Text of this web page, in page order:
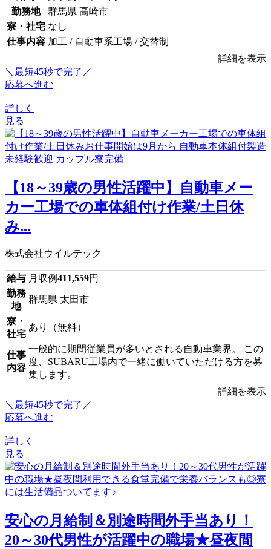
勤務地
群馬県 高崎市
寮・社宅 なし
仕事内容 加工 / 自動車系工場 / 交替制
詳細を表示
＼最短45秒で完了／
応募へ進む
詳しく
見る
【18～39歳の男性活躍中】自動車メー
カー工場での車体組付け作業/土日休
み...
株式会社ウイルテック
給与 月収例411,559円
勤務
地
群馬県 太田市
寮・
社宅
あり（無料）
仕事
内容
一般的に期間従業員が多いとされる自動車業界。 この
度、SUBARU工場内で一緒に働いていただける方を募
集します。
詳細を表示
＼最短45秒で完了／
応募へ進む
詳しく
見る
安心の月給制＆別途時間外手当あり！
20～30代男性が活躍中の職場★昼夜間